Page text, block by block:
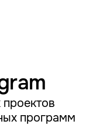
программ